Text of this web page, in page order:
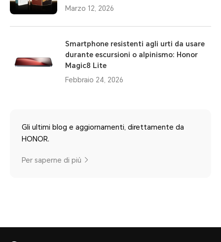
Marzo 12, 2026
Smartphone resistenti agli urti da usare
durante escursioni o alpinismo: Honor
Magic8 Lite
Febbraio 24, 2026
Gli ultimi blog e aggiornamenti, direttamente da
HONOR.
Per saperne di più